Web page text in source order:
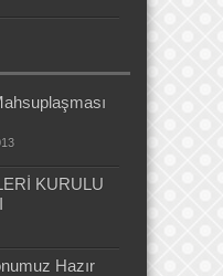
KURULU
Hazır